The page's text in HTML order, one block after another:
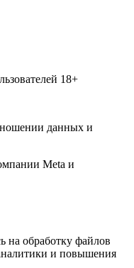
18+
данных и
Metа и
на обработку файлов
и повышения